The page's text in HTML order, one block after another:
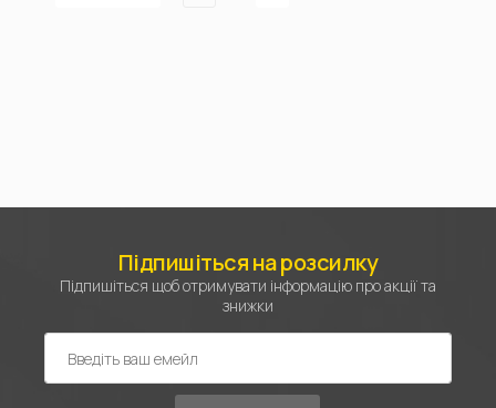
Підпишіться на розсилку
Підпишіться щоб отримувати інформацію про акції та
знижки